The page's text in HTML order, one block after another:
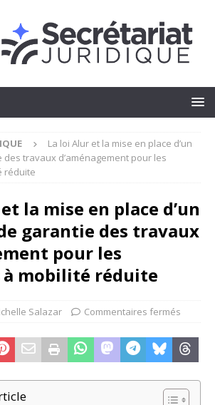
La loi Alur et la mise en place d’un
travaux d’aménagement pour les
réduite
la mise en place d’un
garantie des travaux
pour les
à mobilité réduite
Salazar Commentaires fermés